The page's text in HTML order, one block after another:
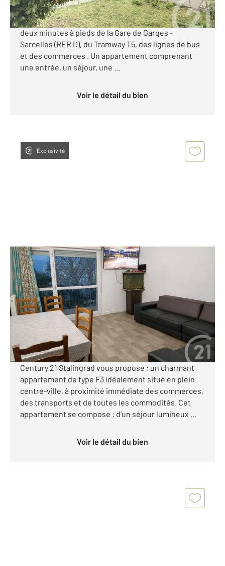
**** C'EXCLUSIF à GARGES-LES-GONESSE****
CENTURY21 STALINGRAD vous propose: Situé à
deux minutes à pieds de la Gare de Garges -
Sarcelles (RER D), du Tramway T5, des lignes de bus
et des commerces . Un appartement comprenant
une entrée, un séjour, une ...
Voir le détail du bien
Exclusivité
GARGES LES GONESSE 95
64,54 m2, 3 pièces
Ref : 7567
Appartement F3 à vendre
132 000 €
Visiter le site dédié
****C ' EXCLUSIF à GARGES-LES-GONESSE****
Century 21 Stalingrad vous propose : un charmant
appartement de type F3 idéalement situé en plein
centre-ville, à proximité immédiate des commerces,
des transports et de toutes les commodités. Cet
appartement se compose : d'un séjour lumineux ...
Voir le détail du bien